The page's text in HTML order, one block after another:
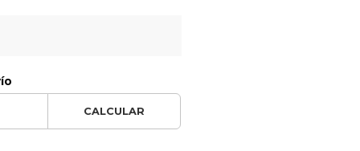
CALCULAR